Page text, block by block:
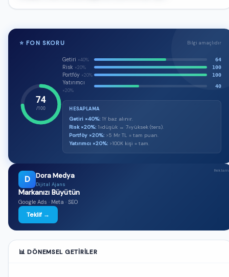
🔒
Bu fonun AI tavsiyesi ve yorumu Premium üyelere
özel
Al/sat/tut sinyali, AI skoru ve günlük üretilen detaylı
değerlendirme — üstelik tamamen reklamsız.
Premium üyeyim, giriş yap →
⭐ FON SKORU Bilgi amaçlıdır
74
/100
Getiri ×40% 64
Risk ×20% 100
Portföy ×20% 100
Yatırımcı
×20%
40
HESAPLAMA
Getiri ×40%: 1Y baz alınır.
Risk ×20%: 1=düşük ↔ 7=yüksek (ters).
Portföy ×20%: >5 Mr TL = tam puan.
Yatırımcı ×20%: >100K kişi = tam.
D Dora Medya
Dijital Ajans
Markanızı Büyütün
Google Ads · Meta · SEO
Teklif →
Reklam
📊 DÖNEMSEL GETIRILER